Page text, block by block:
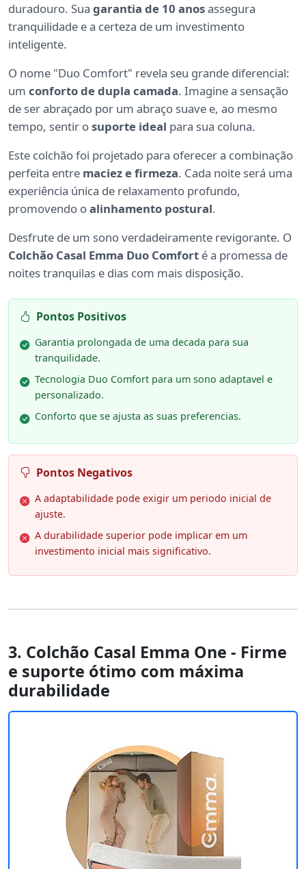
duradouro. Sua garantia de 10 anosassegura
tranquilidade e a certeza de um investimento
inteligente.
O nome "Duo Comfort" revela seu grande diferencial:
um conforto de dupla camada. Imagine a sensação
de ser abraçado por um abraço suave e, ao mesmo
tempo, sentir osuporte ideal para sua coluna.
Este colchão foi projetado para oferecer a combinação
perfeita entre maciez e firmeza. Cada noite será uma
experiência única de relaxamento profundo,
promovendo oalinhamento postural.
Desfrute de um sono verdadeiramente revigorante. O
Colchão Casal Emma Duo Comfort é a promessa de
noites tranquilas e dias com mais disposição.
Pontos Positivos
Garantia prolongada de uma decada para sua
tranquilidade.
Tecnologia Duo Comfort para um sono adaptavel e
personalizado.
Conforto que se ajusta as suas preferencias.
Pontos Negativos
A adaptabilidade pode exigir um periodo inicial de
ajuste.
A durabilidade superior pode implicar em um
investimento inicial mais significativo.
3. Colchão Casal Emma One - Firme
e suporte ótimo com máxima
durabilidade